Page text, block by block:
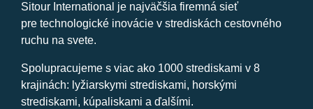
Sitour International je najväčšia firemná sieť
pre technologické inovácie v strediskách cestovného
ruchu na svete.
Spolupracujeme s viac ako 1000 strediskami v 8
krajinách: lyžiarskymi strediskami, horskými
strediskami, kúpaliskami a ďalšími.